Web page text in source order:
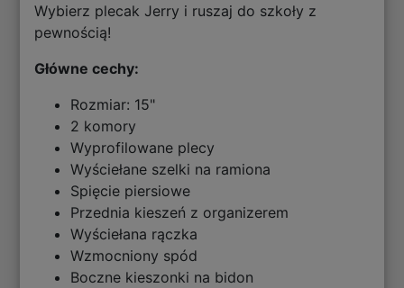
Wybierz plecak Jerry i ruszaj do szkoły z
pewnością!
Główne cechy:
Rozmiar: 15"
2 komory
Wyprofilowane plecy
Wyściełane szelki na ramiona
Spięcie piersiowe
Przednia kieszeń z organizerem
Wyściełana rączka
Wzmocniony spód
Boczne kieszonki na bidon